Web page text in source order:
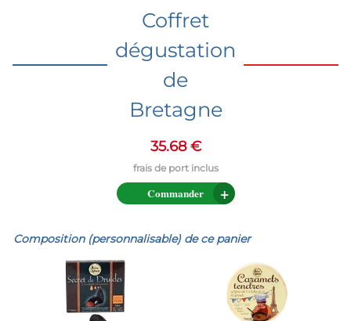
Coffret
dégustation
de
Bretagne
35.68 €
Commander
Composition (personnalisable) de ce panier